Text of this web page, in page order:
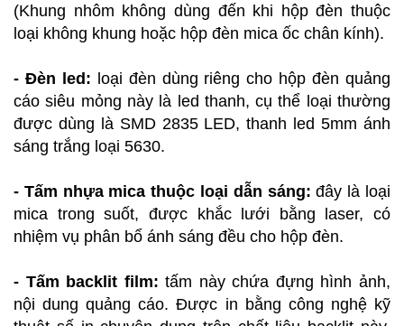
(Khung nhôm không dùng đến khi hộp đèn thuộc
loại không khung hoặc hộp đèn mica ốc chân kính).
- Đèn led: loại đèn dùng riêng cho hộp đèn quảng
cáo siêu mỏng này là led thanh, cụ thể loại thường
được dùng là SMD 2835 LED, thanh led 5mm ánh
sáng trắng loại 5630.
- Tấm nhựa mica thuộc loại dẫn sáng: đây là loại
mica trong suốt, được khắc lưới bằng laser, có
nhiệm vụ phân bổ ánh sáng đều cho hộp đèn.
- Tấm backlit film: tấm này chứa đựng hình ảnh,
nội dung quảng cáo. Được in bằng công nghệ kỹ